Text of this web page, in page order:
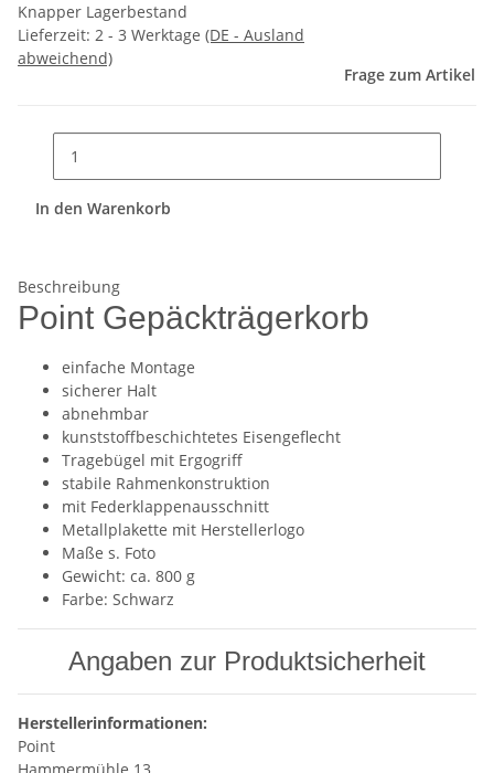
Knapper Lagerbestand
Lieferzeit: 2 - 3 Werktage (DE - Ausland
abweichend)
Frage zum Artikel
In den Warenkorb
Beschreibung
Point Gepäckträgerkorb
einfache Montage
sicherer Halt
abnehmbar
kunststoffbeschichtetes Eisengeflecht
Tragebügel mit Ergogriff
stabile Rahmenkonstruktion
mit Federklappenausschnitt
Metallplakette mit Herstellerlogo
Maße s. Foto
Gewicht: ca. 800 g
Farbe: Schwarz
Angaben zur Produktsicherheit
Herstellerinformationen:
Point